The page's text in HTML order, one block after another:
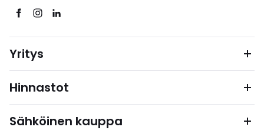
Yritys
Hinnastot
Sähköinen kauppa